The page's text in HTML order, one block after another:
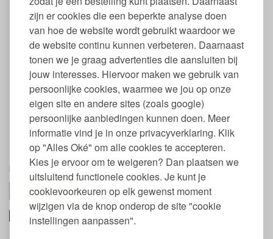
zijn er cookies die een beperkte analyse doen
van hoe de website wordt gebruikt waardoor we
de website continu kunnen verbeteren. Daarnaast
tonen we je graag advertenties die aansluiten bij
jouw interesses. Hiervoor maken we gebruik van
persoonlijke cookies, waarmee we jou op onze
eigen site en andere sites (zoals google)
persoonlijke aanbiedingen kunnen doen. Meer
informatie vind je in onze privacyverklaring. Klik
op "Alles Oké" om alle cookies te accepteren.
Kies je ervoor om te weigeren? Dan plaatsen we
uitsluitend functionele cookies. Je kunt je
cookievoorkeuren op elk gewenst moment
wijzigen via de knop onderop de site "cookie
instellingen aanpassen".
Romige textuur die makkelijk aanbrengt en mengt
Natuurlijke ingrediënten
Vrij van parabenen, siliconen en minerale oliën en
microplastics
Vegan
Dierproef vrij
Gemaakt in Duitsland
Natrue gecertificeerd
Verkrijgbaar in verschillende matte kleuren
Gebruik Signature Colour Eyeshadow
Breng aan op het ooglid met je schone vingertoppen of een
kwastje.
toon alles
Ingrediënten natuurlijke Lavera
oogschaduw